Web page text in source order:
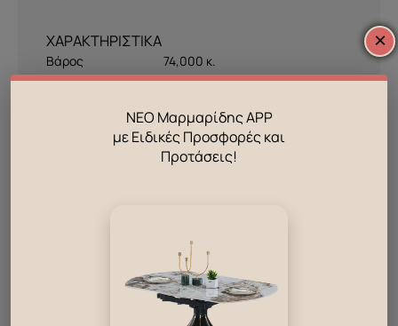
Βάρος 74,000 κ.
ΣΥΣΚΕΥΑΣΙΑ
Πακέτα συσκευασίας
4
Δες επίσης!
×
ΝΕΟ Μαρμαρίδης APP
με Ειδικές Προσφορές και
Προτάσεις!